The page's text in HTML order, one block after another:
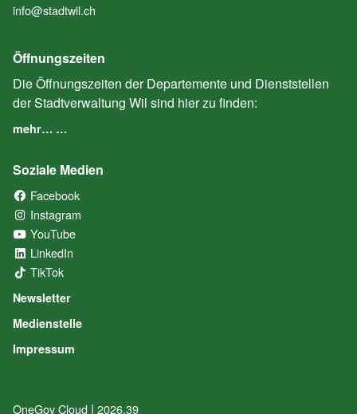
info@stadtwil.ch
Öffnungszeiten
Die Öffnungszeiten der Departemente und Dienststellen
der Stadtverwaltung Wil sind hier zu finden:
mehr… …
Soziale Medien
Facebook
Instagram
YouTube
LinkedIn
TikTok
Newsletter
Medienstelle
Impressum
OneGov Cloud (External Link)
| 2026.39